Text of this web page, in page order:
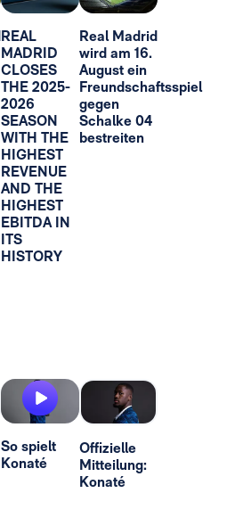
REAL
MADRID
CLOSES
THE 2025-
2026
SEASON
WITH THE
HIGHEST
REVENUE
AND THE
HIGHEST
EBITDA IN
ITS
HISTORY
Real Madrid
wird am 16.
August ein
Freundschaftsspiel
gegen
Schalke 04
bestreiten
So spielt
Konaté
Offizielle
Mitteilung:
Konaté